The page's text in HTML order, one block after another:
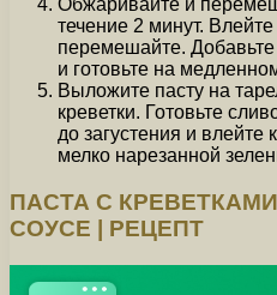
Обжаривайте и
течение 2 минут.
перемешайте. Добавьте
и готовьте на
Выложите пасту на
креветки. Готовьте
до загустения и влейте
мелко нарезанной
ПАСТА С
СОУСЕ | РЕЦЕПТ